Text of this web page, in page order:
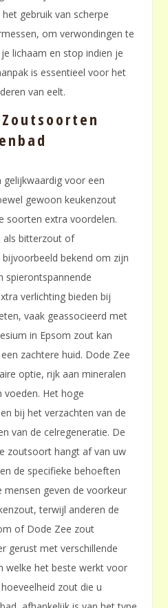
gebruik van scherpe
om verwondingen te
lichaam en stop indien je
is essentieel voor het
van eelt.
voor een
gewoon keukenzout
soorten extra voordelen.
als bitterzout of
bekend om zijn
spierontspannende
verlichting bieden bij
vaak geassocieerd met
in Epsom zout kan
zachtere huid. Dode Zee
optie, rijk aan mineralen
voeden. Het hoge
bij het verzachten van de
van de celregeneratie. De
zoutsoort hangt af van uw
de specifieke behoeften
mensen geven de voorkeur
terwijl anderen de
of Dode Zee zout
gerust met verschillende
welke het beste werkt voor
zout die u